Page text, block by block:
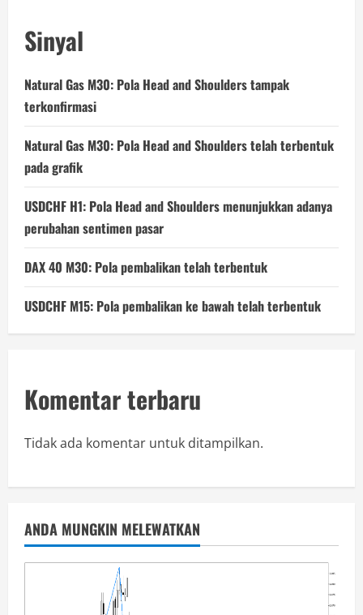
Sinyal
Natural Gas M30: Pola Head and Shoulders tampak
terkonfirmasi
Natural Gas M30: Pola Head and Shoulders telah terbentuk
pada grafik
USDCHF H1: Pola Head and Shoulders menunjukkan adanya
perubahan sentimen pasar
DAX 40 M30: Pola pembalikan telah terbentuk
USDCHF M15: Pola pembalikan ke bawah telah terbentuk
Komentar terbaru
Tidak ada komentar untuk ditampilkan.
ANDA MUNGKIN MELEWATKAN